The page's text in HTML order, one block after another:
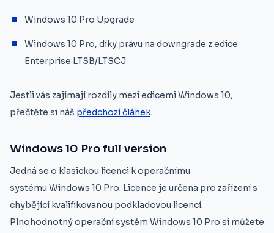
Windows 10 Pro Upgrade
Windows 10 Pro, díky právu na downgrade z edice
Enterprise LTSB/LTSCJ
Jestli vás zajímají rozdíly mezi edicemi Windows 10,
přečtěte si náš předchozí článek.
Windows 10 Pro full version
Jedná se o klasickou licenci k operačnímu
systému Windows 10 Pro. Licence je určena pro zařízení s
chybějící kvalifikovanou podkladovou licencí.
Plnohodnotný operační systém Windows 10 Pro si můžete